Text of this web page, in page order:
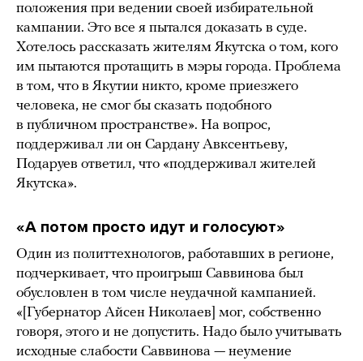
положения при ведении своей избирательной
кампании. Это все я пытался доказать в суде.
Хотелось рассказать жителям Якутска о том, кого
им пытаются протащить в мэры города. Проблема
в том, что в Якутии никто, кроме приезжего
человека, не смог бы сказать подобного
в публичном пространстве». На вопрос,
поддерживал ли он Сардану Авксентьеву,
Подаруев ответил, что «поддерживал жителей
Якутска».
«А потом просто идут и голосуют»
Один из политтехнологов, работавших в регионе,
подчеркивает, что проигрыш Саввинова был
обусловлен в том числе неудачной кампанией.
«[Губернатор Айсен Николаев] мог, собственно
говоря, этого и не допустить. Надо было учитывать
исходные слабости Саввинова — неумение